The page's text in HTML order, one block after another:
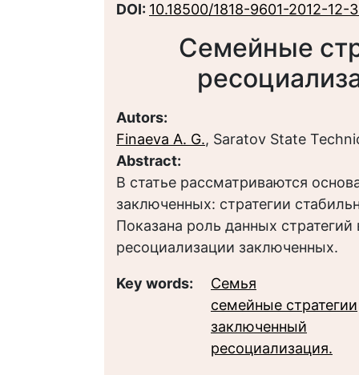
DOI: 10.18500/1818-9601-2012-12-
Семейные
Autors:
Finaeva A. G., Saratov State
Abstract:
В статье рассматриваются
заключенных: стратегии
Показана роль данных стратегий
ресоциализации заключенных.
Key words:
Семья
семейные стратегии
заключенный
ресоциализация.